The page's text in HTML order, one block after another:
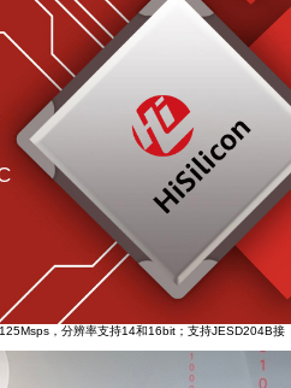
，分辨率支持14和16bit；支持JESD204B接